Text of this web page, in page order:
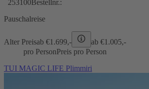
253100Bestellnr.:
Pauschalreise
Alter Preisab €1.699,- ab €1.005,-
pro PersonPreis pro Person
TUI MAGIC LIFE Plimmiri